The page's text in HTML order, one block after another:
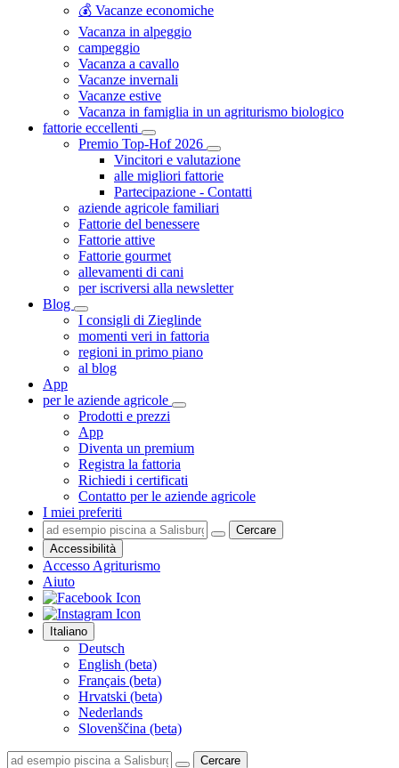
💰 Vacanze economiche
Vacanza in alpeggio
campeggio
Vacanza a cavallo
Vacanze invernali
Vacanze estive
Vacanza in famiglia in un agriturismo biologico
fattorie eccellenti
Premio Top-Hof 2026
Vincitori e valutazione
alle migliori fattorie
Partecipazione - Contatti
aziende agricole familiari
Fattorie del benessere
Fattorie attive
Fattorie gourmet
allevamenti di cani
per iscriversi alla newsletter
Blog
I consigli di Zieglinde
momenti veri in fattoria
regioni in primo piano
al blog
App
per le aziende agricole
Prodotti e prezzi
App
Diventa un premium
Registra la fattoria
Richiedi i certificati
Contatto per le aziende agricole
I miei preferiti
Cercare
Accessibilità
Accesso Agriturismo
Aiuto
Italiano
Deutsch
English (beta)
Français (beta)
Hrvatski (beta)
Nederlands
Slovenščina (beta)
Cercare